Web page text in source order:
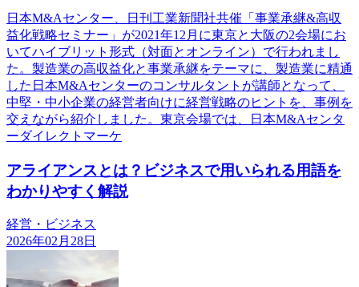
日本M&Aセンター、日刊工業新聞社共催「事業承継&高収
益化戦略セミナー」が2021年12月に東京と大阪の2会場にお
いてハイブリット形式（対面とオンライン）で行われまし
た。製造業の高収益化と事業承継をテーマに、製造業に精通
した日本M&Aセンターのコンサルタントが講師となって、
中堅・中小企業の経営者向けに経営戦略のヒントを、事例を
交えながら紹介しました。東京会場では、日本M&Aセンタ
ーダイレクトマーケ
アライアンスとは？ビジネスで用いられる用語を
わかりやすく解説
経営・ビジネス
2026年02月28日